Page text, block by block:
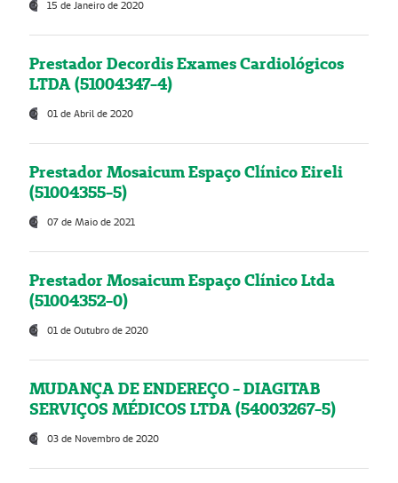
15 de Janeiro de 2020
Prestador Decordis Exames Cardiológicos
LTDA (51004347-4)
01 de Abril de 2020
Prestador Mosaicum Espaço Clínico Eireli
(51004355-5)
07 de Maio de 2021
Prestador Mosaicum Espaço Clínico Ltda
(51004352-0)
01 de Outubro de 2020
MUDANÇA DE ENDEREÇO - DIAGITAB
SERVIÇOS MÉDICOS LTDA (54003267-5)
03 de Novembro de 2020